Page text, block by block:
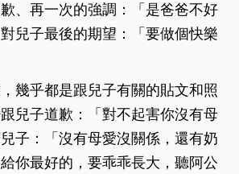
、再一次的強調：「是爸爸不好
兒子最後的期望：「要做個快樂
幾乎都是跟兒子有關的貼文和照
兒子道歉：「對不起害你沒有母
子：「沒有母愛沒關係，還有奶
你最好的，要乖乖長大，聽阿公